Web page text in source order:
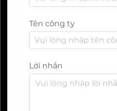
Tên công ty
Lời nhắn